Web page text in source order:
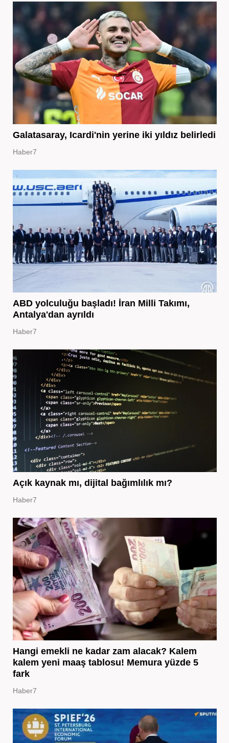
Galatasaray, Icardi'nin yerine iki yıldız belirledi
Haber7
ABD yolculuğu başladı! İran Milli Takımı,
Antalya'dan ayrıldı
Haber7
Açık kaynak mı, dijital bağımlılık mı?
Haber7
Hangi emekli ne kadar zam alacak? Kalem
kalem yeni maaş tablosu! Memura yüzde 5
fark
Haber7